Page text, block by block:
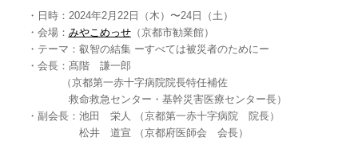
・日時： 2024年2月22日（木）〜24日（土）
・会場： みやこめっせ（京都市勧業館）
・テーマ： 叡智の結集 ーすべては被災者のためにー
・会長：髙階 謙一郎
（京都第一赤十字病院院長特任補佐
救命救急センター・基幹災害医療センター長）
・副会長： 池田 栄人
（京都第一赤十字病院 院長）
松井 道宣
（京都府医師会 会長）